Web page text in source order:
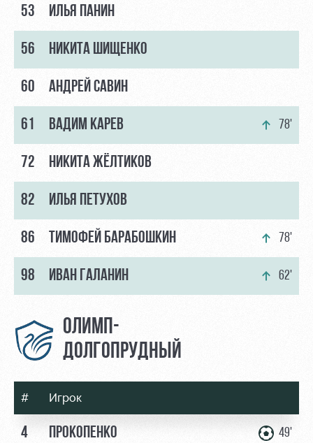
53 ИЛЬЯ ПАНИН
56 НИКИТА ШИЩЕНКО
60 АНДРЕЙ САВИН
61 ВАДИМ КАРЕВ 78'
72 НИКИТА ЖЁЛТИКОВ
82 ИЛЬЯ ПЕТУХОВ
86 ТИМОФЕЙ БАРАБОШКИН 78'
98 ИВАН ГАЛАНИН 62'
ОЛИМП-
ДОЛГОПРУДНЫЙ
# Игрок
4 ПРОКОПЕНКО 49'